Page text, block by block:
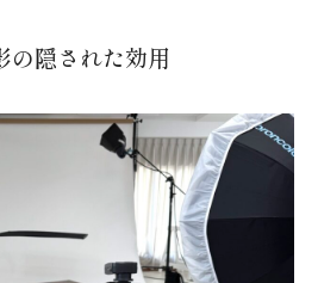
の隠された効用